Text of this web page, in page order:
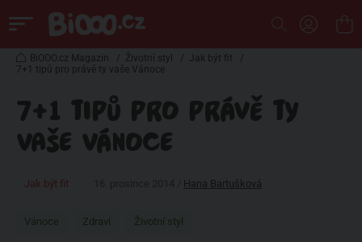
BiOOO.cz Magazin / Životní styl / Jak být fit
/
7+1 tipů pro právě ty vaše Vánoce
7+1 TIPŮ PRO PRÁVĚ TY
VAŠE VÁNOCE
Jak být fit Hana Bartušková
Vánoce Zdraví Životní styl